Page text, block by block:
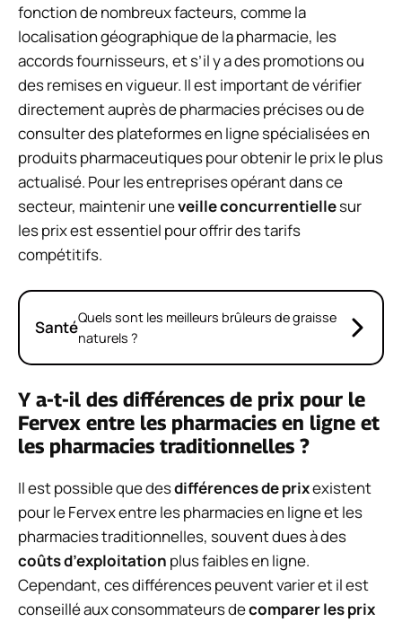
fonction de nombreux facteurs, comme la
localisation géographique de la pharmacie, les
accords fournisseurs, et s’il y a des promotions ou
des remises en vigueur. Il est important de vérifier
directement auprès de pharmacies précises ou de
consulter des plateformes en ligne spécialisées en
produits pharmaceutiques pour obtenir le prix le plus
actualisé. Pour les entreprises opérant dans ce
secteur, maintenir uneveille concurrentiellesur
les prix est essentiel pour offrir des tarifs
compétitifs.
SantéQuels sont les meilleurs brûleurs de graisse
naturels ?
Y a-t-il des différences de prix pour le
Fervex entre les pharmacies en ligne et
les pharmacies traditionnelles ?
Il est possible que desdifférences de prixexistent
pour le Fervex entre les pharmacies en ligne et les
pharmacies traditionnelles, souvent dues à des
coûts d’exploitation plus faibles en ligne.
Cependant, ces différences peuvent varier et il est
conseillé aux consommateurs decomparer les prix